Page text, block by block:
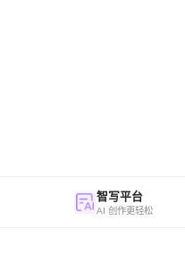
智写平台
AI 创作更轻松